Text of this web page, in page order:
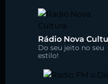
Do seu jeito no seu
estilo!